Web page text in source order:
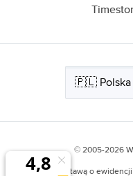
© 2005-2026
Zgodnie z Ustawą o